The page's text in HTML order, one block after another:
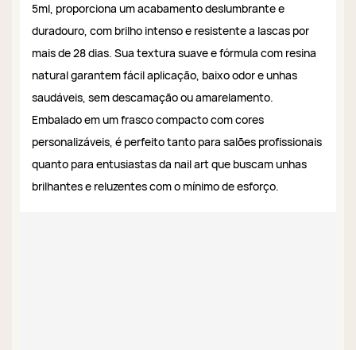
5ml, proporciona um acabamento deslumbrante e
duradouro, com brilho intenso e resistente a lascas por
mais de 28 dias. Sua textura suave e fórmula com resina
natural garantem fácil aplicação, baixo odor e unhas
saudáveis, sem descamação ou amarelamento.
Embalado em um frasco compacto com cores
personalizáveis, é perfeito tanto para salões profissionais
quanto para entusiastas da nail art que buscam unhas
brilhantes e reluzentes com o mínimo de esforço.